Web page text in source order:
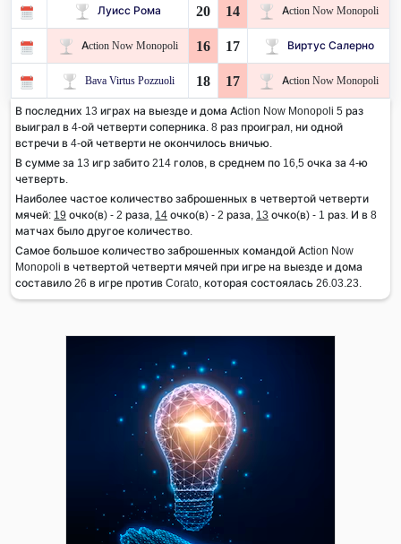
Луисс Рома 20 14 Action Now Monopoli
Action Now Monopoli 16 17 Виртус Салерно
Bava Virtus Pozzuoli 18 17 Action Now Monopoli
В последних 13 играх на выезде и дома Action Now Monopoli 5 раз
выиграл в 4-ой четверти соперника. 8 раз проиграл, ни одной
встречи в 4-ой четверти не окончилось вничью.
В сумме за 13 игр забито 214 голов, в среднем по 16,5 очка за 4-ю
четверть.
Наиболее частое количество заброшенных в четвертой четверти
мячей: 19 очко(в) - 2 раза, 14 очко(в) - 2 раза, 13 очко(в) - 1 раз. И в 8
матчах было другое количество.
Самое большое количество заброшенных командой Action Now
Monopoli в четвертой четверти мячей при игре на выезде и дома
составило 26 в игре против Corato, которая состоялась 26.03.23.